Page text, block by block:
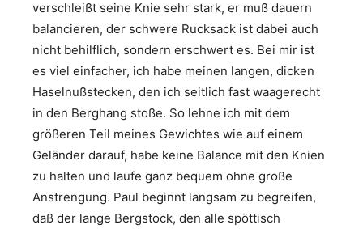
verschleißt seine Knie sehr stark, er muß dauern
balancieren, der schwere Rucksack ist dabei auch
nicht behilflich, sondern erschwert es. Bei mir ist
es viel einfacher, ich habe meinen langen, dicken
Haselnußstecken, den ich seitlich fast waagerecht
in den Berghang stoße. So lehne ich mit dem
größeren Teil meines Gewichtes wie auf einem
Geländer darauf, habe keine Balance mit den Knien
zu halten und laufe ganz bequem ohne große
Anstrengung. Paul beginnt langsam zu begreifen,
daß der lange Bergstock, den alle spöttisch